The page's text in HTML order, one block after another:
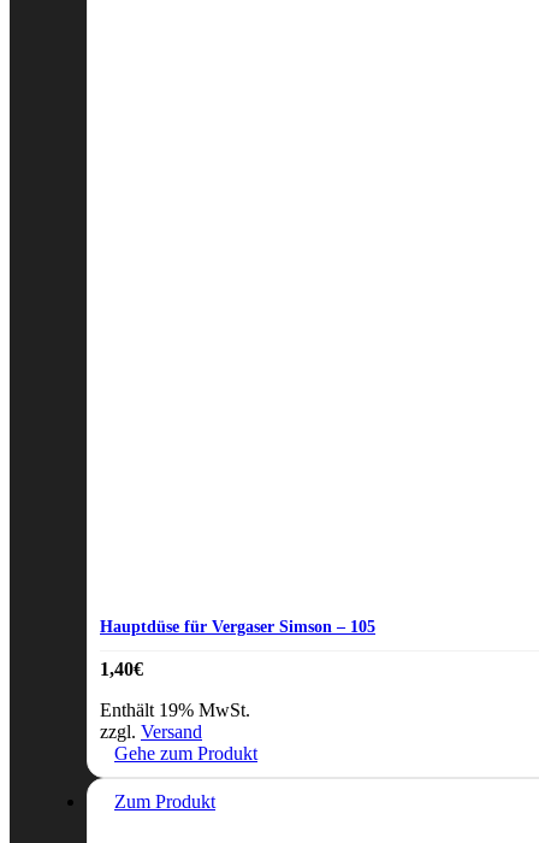
Hauptdüse für Vergaser Simson – 105
1,40€
Enthält 19% MwSt.
zzgl. Versand
Gehe zum Produkt
Zum Produkt